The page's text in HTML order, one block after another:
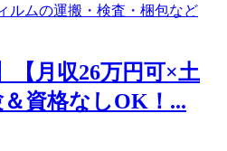
【月収26万円可×土
資格なしOK！...